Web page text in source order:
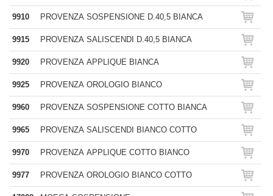
9910 PROVENZA SOSPENSIONE D.40,5 BIANCA
9915 PROVENZA SALISCENDI D.40,5 BIANCA
9920 PROVENZA APPLIQUE BIANCA
9925 PROVENZA OROLOGIO BIANCO
9960 PROVENZA SOSPENSIONE COTTO BIANCA
9965 PROVENZA SALISCENDI BIANCO COTTO
9970 PROVENZA APPLIQUE COTTO BIANCO
9977 PROVENZA OROLOGIO BIANCO COTTO